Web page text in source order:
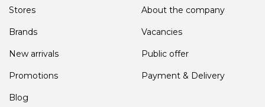
Stores
Brands
New arrivals
Promotions
Blog
About the company
Vacancies
Public offer
Payment & Delivery